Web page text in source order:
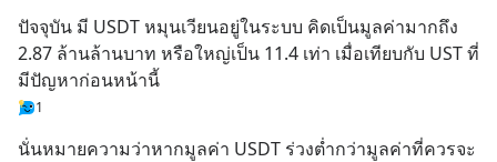
ปัจจุบัน มี USDT หมุนเวียนอยู่ในระบบ คิดเป็นมูลค่ามากถึง
2.87 ล้านล้านบาท หรือใหญ่เป็น 11.4 เท่า เมื่อเทียบกับ UST ที่
มีปัญหาก่อนหน้านี้
1
นั่นหมายความว่าหากมูลค่า USDT ร่วงต่ำกว่ามูลค่าที่ควรจะ